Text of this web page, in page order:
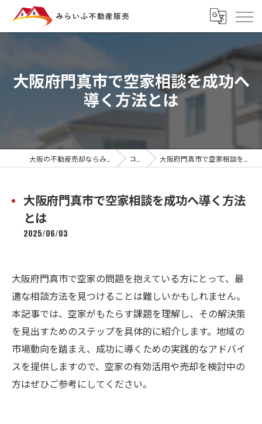
大阪府門真市で空家相談を成功へ
導く方法とは
コラム 大阪府門真市で空家相談を成功へ導く方法とは
大阪府門真市で空家相談を成功へ導く方法
とは
2025/06/03
大阪府門真市で空家の問題を抱えている方にとって、最
適な相談方法を見つけることは難しいかもしれません。
本記事では、空家がもたらす課題を理解し、その解決策
を見出すためのステップを具体的に紹介します。地域の
市場動向を踏まえ、成功に導くための実践的なアドバイ
スを提供しますので、空家の有効活用や売却を検討中の
方はぜひご参考にしてください。